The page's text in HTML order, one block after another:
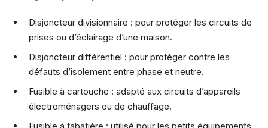
Disjoncteur divisionnaire : pour protéger les circuits de
prises ou d’éclairage d’une maison.
Disjoncteur différentiel : pour protéger contre les
défauts d’isolement entre phase et neutre.
Fusible à cartouche : adapté aux circuits d’appareils
électroménagers ou de chauffage.